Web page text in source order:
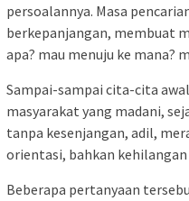
persoalannya. Masa
berkepanjangan, membuat
apa? mau menuju ke mana?
Sampai-sampai cita-cita
masyarakat yang madani,
tanpa kesenjangan, adil,
orientasi, bahkan
Beberapa pertanyaan